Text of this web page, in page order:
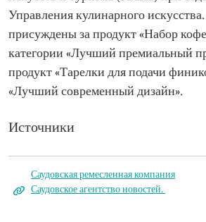
Управления кулинарного
присуждены за продукт «Набор
категории «Лучший премиальный
продукт «Тарелки для подачи
«Лучший современный дизайн».
Источники
Саудовская ремесленная компания
Саудовское агентство новостей.